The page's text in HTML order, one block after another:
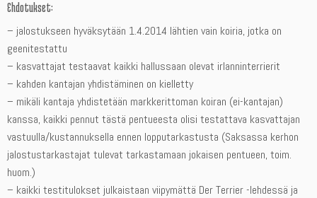
Ehdotukset:
– jalostukseen hyväksytään 1.4.2014 lähtien vain koiria, jotka on
geenitestattu
– kasvattajat testaavat kaikki hallussaan olevat irlanninterrierit
– kahden kantajan yhdistäminen on kielletty
– mikäli kantaja yhdistetään markkerittoman koiran (ei-kantajan)
kanssa, kaikki pennut tästä pentueesta olisi testattava kasvattajan
vastuulla/kustannuksella ennen lopputarkastusta (Saksassa kerhon
jalostustarkastajat tulevat tarkastamaan jokaisen pentueen, toim.
huom.)
– kaikki testitulokset julkaistaan ​​viipymättä Der Terrier -lehdessä ja